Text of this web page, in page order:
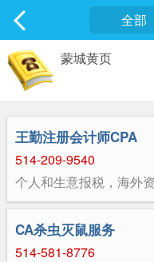
社区
全部
蒙城黄页
王勤注册会计师CPA
514-209-9540
个人和生意报税，海外
CA杀虫灭鼠服务
514-581-8776